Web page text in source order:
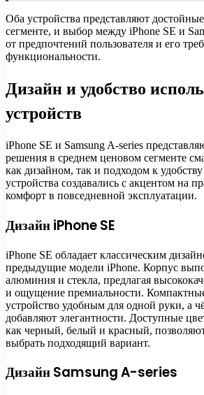
Оба устройства представляют
сегменте, и выбор между iPhone SE и
от предпочтений пользователя и его
функциональности.
Дизайн и удобство
устройств
iPhone SE и Samsung A-series
решения в среднем ценовом сегменте
как дизайном, так и подходом к
устройства создавались с акцентом на
комфорт в повседневной эксплуатации.
Дизайн iPhone SE
iPhone SE обладает классическим
предыдущие модели iPhone. Корпус
алюминия и стекла, предлагая
и ощущение премиальности.
устройство удобным для одной руки, а
добавляют элегантности. Доступные
как черный, белый и красный,
выбрать подходящий вариант.
Дизайн Samsung A-series